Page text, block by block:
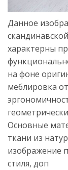
Данное
характерны
на фоне
меблировка
Основные
ткани из
изображение
стиля, доп